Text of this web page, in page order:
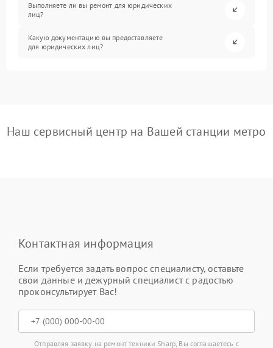
Выполняете ли вы ремонт для юридических
лиц?
Какую документацию вы предоставляете
для юридических лиц?
Наш сервисный центр на Вашей станции метро
Контактная информация
Если требуется задать вопрос специалисту, оставьте
свои данные и дежурный специалист с радостью
проконсультирует Вас!
Отправляя заявку на ремонт техники Sharp, Вы соглашаетесь с